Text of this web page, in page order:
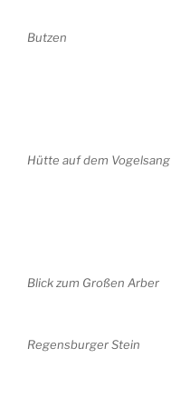
Butzen
Hütte auf dem Vogelsang
Blick zum Großen Arber
Regensburger Stein